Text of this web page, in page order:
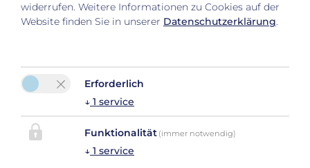
Bitte aktivieren Sie in den Cookie Einstellungen
die Option "Funktionalität" für die korrekte Map-
widerrufen. Weitere Informationen zu Cookies auf der
Website finden Sie in unserer Datenschutzerklärung.
Erforderlich
↓ 1 service
Funktionalität (immer notwendig)
↓ 1 service